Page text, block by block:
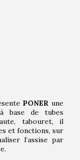
PONER une
base de tubes
tabouret, il
et fonctions, sur
l’assise par